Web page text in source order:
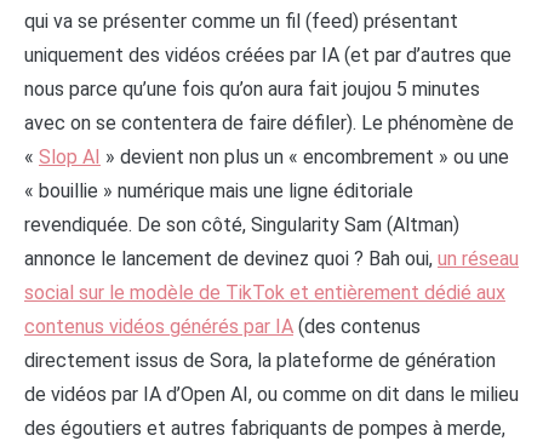
qui va se présenter comme un fil (feed) présentant
uniquement des vidéos créées par IA (et par d’autres que
nous parce qu’une fois qu’on aura fait joujou 5 minutes
avec on se contentera de faire défiler). Le phénomène de
« Slop AI » devient non plus un « encombrement » ou une
« bouillie » numérique mais une ligne éditoriale
revendiquée. De son côté, Singularity Sam (Altman)
annonce le lancement de devinez quoi ? Bah oui, un réseau
social sur le modèle de TikTok et entièrement dédié aux
contenus vidéos générés par IA (des contenus
directement issus de Sora, la plateforme de génération
de vidéos par IA d’Open AI, ou comme on dit dans le milieu
des égoutiers et autres fabriquants de pompes à merde,